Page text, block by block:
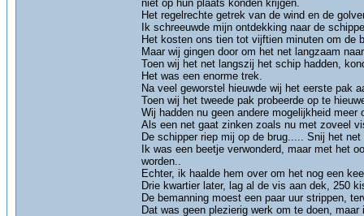
niet op hun plaats konden krijgen.
Het regelrechte getrek van de wind en de
Ik schreeuwde mijn ontdekking naar de
Het kosten ons tien tot vijftien minuten om de
Maar wij gingen door om het net langzaam
Toen wij het net langszij het schip hadden,
Het was een enorme trek.
Na veel geworstel hieuwde wij het eerste pak
Toen wij het tweede pak probeerde op te
Wij hadden nu geen andere mogelijkheid
Als een net gaat zinken zoals nu met zoveel
De schipper riep mij op de brug..... Snij het
Ik was een beetje verwonderd, maar met het
worden..
Echter, ik haalde hem over om het nog een
Drie kwartier later, lag al de vis aan dek, 250
De bemanning moest een paar uur strippen,
Dat was geen plezierig werk om te doen,